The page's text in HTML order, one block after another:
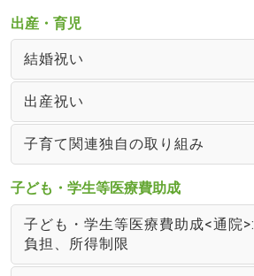
出産・育児
結婚祝い
出産祝い
子育て関連独自の取り組み
子ども・学生等医療費助成
子ども・学生等医療費助成<通院
負担、所得制限